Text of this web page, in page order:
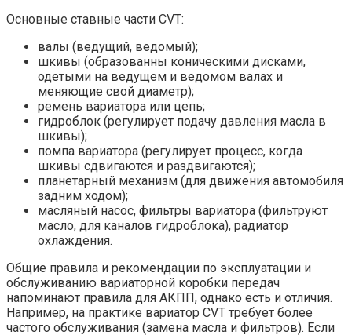
Основные ставные части CVT:
валы (ведущий, ведомый);
шкивы (образованны коническими дисками,
одетыми на ведущем и ведомом валах и
меняющие свой диаметр);
ремень вариатора или цепь;
гидроблок (регулирует подачу давления масла в
шкивы);
помпа вариатора (регулирует процесс, когда
шкивы сдвигаются и раздвигаются);
планетарный механизм (для движения автомобиля
задним ходом);
масляный насос, фильтры вариатора (фильтруют
масло, для каналов гидроблока), радиатор
охлаждения.
Общие правила и рекомендации по эксплуатации и
обслуживанию вариаторной коробки передач
напоминают правила для АКПП, однако есть и отличия.
Например, на практике вариатор CVT требует более
частого обслуживания (замена масла и фильтров). Если